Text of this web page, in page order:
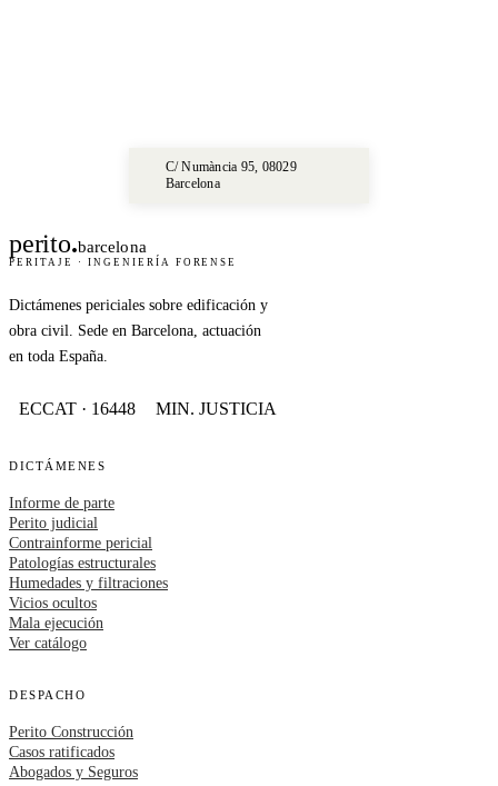
C/ Numància 95, 08029
Barcelona
perito.barcelona
PERITAJE · INGENIERÍA FORENSE
Dictámenes periciales sobre edificación y
obra civil. Sede en Barcelona, actuación
en toda España.
ECCAT · 16448 MIN. JUSTICIA
DICTÁMENES
Informe de parte
Perito judicial
Contrainforme pericial
Patologías estructurales
Humedades y filtraciones
Vicios ocultos
Mala ejecución
Ver catálogo
DESPACHO
Perito Construcción
Casos ratificados
Abogados y Seguros